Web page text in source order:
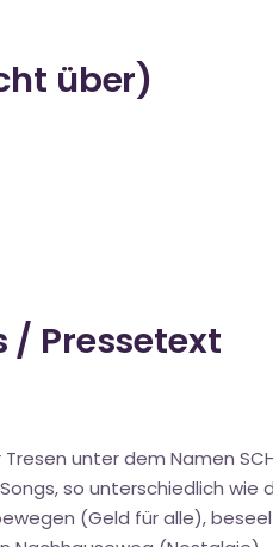
über)
/ Pressetext
unter dem Namen
so unterschiedlich
(Geld für alle),